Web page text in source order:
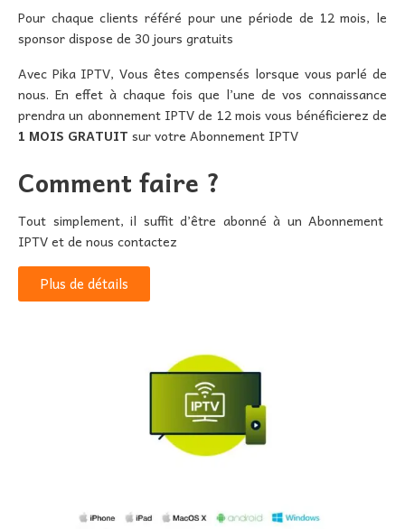
Pour chaque clients référé pour une période de 12 mois, le
sponsor dispose de 30 jours gratuits
Avec Pika IPTV, Vous êtes compensés lorsque vous parlé de
nous. En effet à chaque fois que l’une de vos connaissance
prendra un abonnement IPTV de 12 mois vous bénéficierez de
1 MOIS GRATUIT sur votre Abonnement IPTV
Comment faire ?
Tout simplement, il suffit d’être abonné à un Abonnement
IPTV et de nous contactez
Plus de détails